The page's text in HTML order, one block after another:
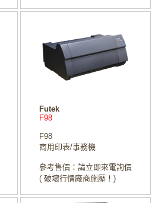
Futek
F98
F98
商用印表/事務機
參考售價：請立即來電詢價
( 破壞行情廠商施壓！)